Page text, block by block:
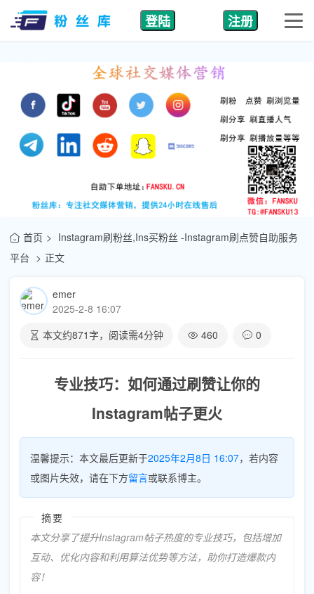
登陆 注册
首页
Instagram刷粉丝,Ins买粉丝 -Instagram刷点赞自助服务
平台
正文
emer
2025-2-8 16:07
本文约871 字，阅读需4分钟 460 0
专业技巧：如何通过刷赞让你的
Instagram帖子更火
温馨提示：本文最后更新于2025年2月8日 16:07，若内容
或图片失效，请在下方留言或联系博主。
摘要
本文分享了提升Instagram帖子热度的专业技巧，包括增加
互动、优化内容和利用算法优势等方法，助你打造爆款内
容！